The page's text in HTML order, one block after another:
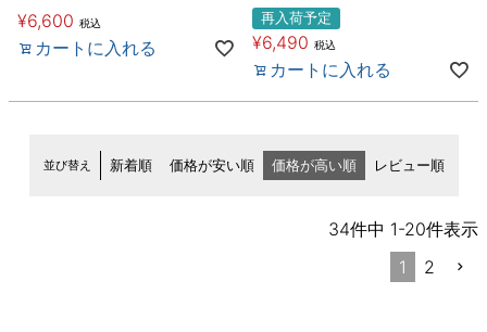
¥6,600 税込
カートに入れる
再入荷予定
¥6,490 税込
カートに入れる
並び替え 新着順 価格が安い順 価格が高い順 レビュー順
34件中 1-20件表示
1
2